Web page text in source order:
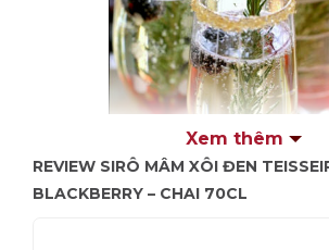
Xem thêm
REVIEW SIRÔ MÂM XÔI ĐEN
BLACKBERRY – CHAI 70CL